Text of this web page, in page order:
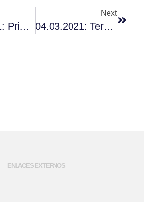
26.03.2021: Primer Recital Virtual De La Musikschule DSQ 2020/2021
Next
04.03.2021: Tercer Recital Virtual De La Musikschule DSQ 2020/2021
ENLACES EXTERNOS